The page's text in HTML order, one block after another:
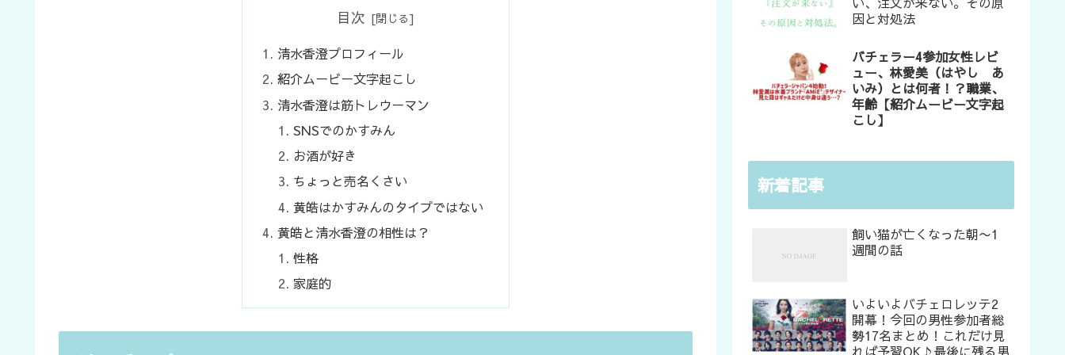
目次
清水香澄プロフィール
紹介ムービー文字起こし
清水香澄は筋トレウーマン
SNSでのかすみん
お酒が好き
ちょっと売名くさい
黄皓はかすみんのタイプではない
黄皓と清水香澄の相性は？
性格
家庭的
因と対処法
バチェラー4参加女性レビ
ュー、林愛美（はやし あ
いみ）とは何者！？職業、
年齢【紹介ムービー文字起
こし】
新着記事
飼い猫が亡くなった朝〜1
週間の話
いよいよバチェロレッテ2
開幕！今回の男性参加者総
勢17名まとめ！これだけ見
れば予習OK♪最後に残る男